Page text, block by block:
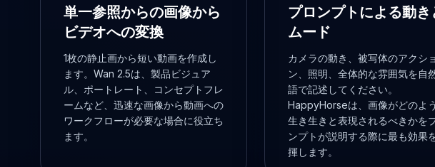
単一参照からの画像から
ビデオへの変換
1枚の静止画から短い動画を作成し
ます。Wan 2.5は、製品ビジュア
ル、ポートレート、コンセプトフレ
ームなど、迅速な画像から動画への
ワークフローが必要な場合に役立ち
ます。
プロンプトによる動き
ムード
カメラの動き、被写体のアクショ
ン、照明、全体的な雰囲気を自
語で記述してください。
HappyHorseは、画像がどのよ
生き生きと表現されるべきかを
ンプトが説明する際に最も効果
揮します。